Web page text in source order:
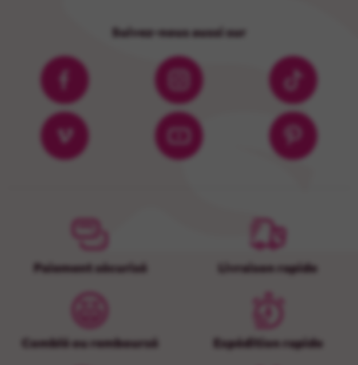
Suivez-nous aussi sur
Paiement sécurisé Livraison rapide
Comblé ou remboursé Expédition rapide